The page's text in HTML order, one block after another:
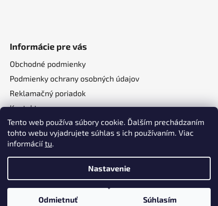
Tento web používa súbory cookie. Ďalším prechádzaním
tohto webu vyjadrujete súhlas s ich používaním. Viac
informáciítu.
Nastavenie
Odmietnuť Súhlasím
Informácie pre vás
Obchodné podmienky
Podmienky ochrany osobných údajov
Reklamačný poriadok
Kontakt
O nás
Vytvoril Shoptet a
Adatelier
Copyright 2026
. Všetky práva